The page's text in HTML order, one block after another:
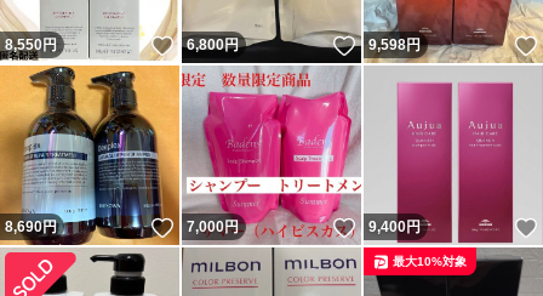
8,550円 いいね！
6,800円 いいね！
9,598円
8,690円 いいね！
7,000円 いいね！
9,400円
最大10%対象